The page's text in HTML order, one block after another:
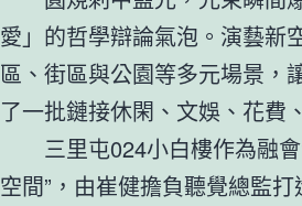
愛」的哲學辯論氣泡。演藝新
區、街區與公園等多元場景，
了一批鏈接休閑、文娛、花費
三里屯024小白樓作為融
空間”，由崔健擔負聽覺總監打